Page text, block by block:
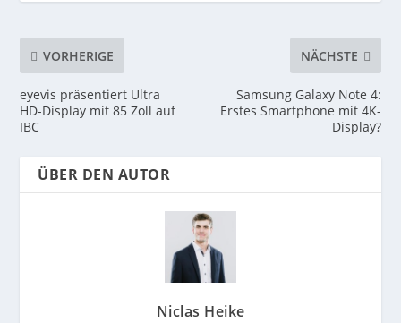
VORHERIGE
eyevis präsentiert Ultra
HD-Display mit 85 Zoll auf
IBC
NÄCHSTE
Samsung Galaxy Note 4:
Erstes Smartphone mit 4K-
Display?
ÜBER DEN AUTOR
Niclas Heike